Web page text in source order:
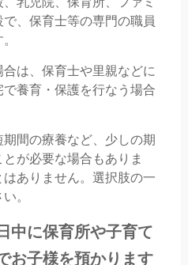
、保育士等の専門の職員
は、保育士や里親などに
養育・保護を行なう場合
間の療養など、少しの期
が必要な場合もありま
ありません。選択肢の一
。
中に保育所や子育て
お子様を預かります